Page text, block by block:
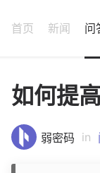
首页 新闻 问
如何提
弱密码 in